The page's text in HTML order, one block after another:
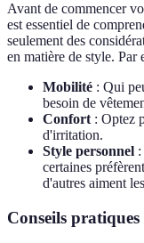
Avant de commencer
est essentiel de
seulement des
en matière de style. Par
Mobilité : Qui
besoin de
Confort : Optez
d'irritation.
Style personnel
certaines
d'autres aiment
Conseils pratiques